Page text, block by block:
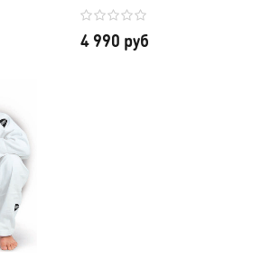
4 990 руб